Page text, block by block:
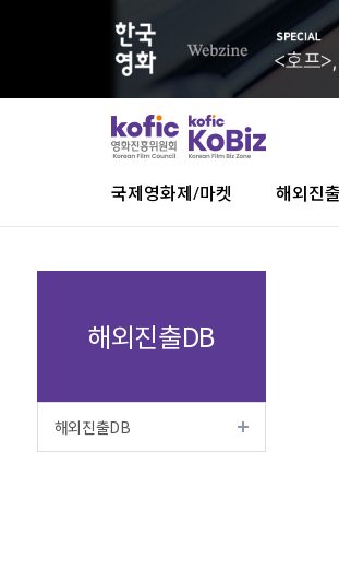
국제영화제/마켓 해외진
해외진출DB
해외진출DB